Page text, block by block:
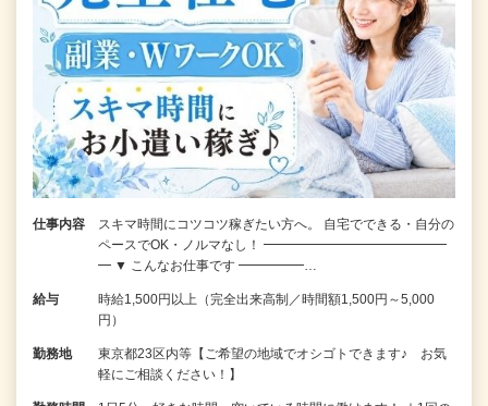
仕事内容
スキマ時間にコツコツ稼ぎたい方へ。 自宅でできる・自分の
ペースでOK・ノルマなし！ ━━━━━━━━━━━━━━
━ ▼ こんなお仕事です ━━━━━…
給与
時給1,500円以上（完全出来高制／時間額1,500円～5,000
円）
勤務地
東京都23区内等【ご希望の地域でオシゴトできます♪ お気
軽にご相談ください！】